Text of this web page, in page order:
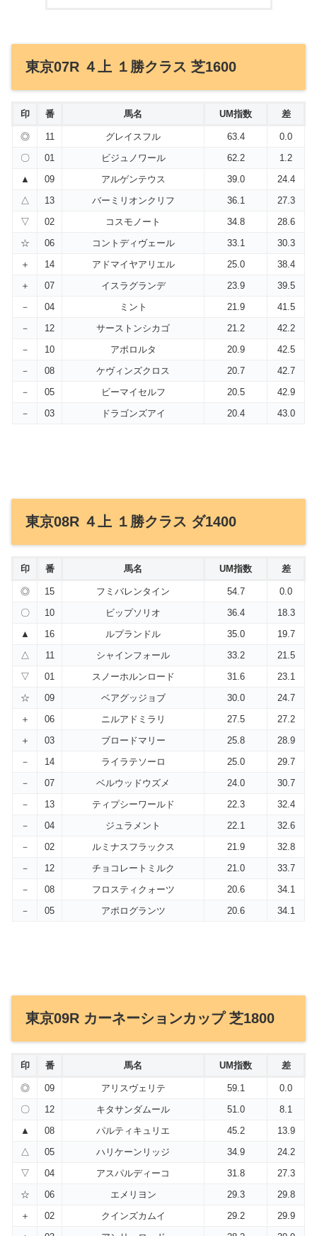
東京07R ４上 １勝クラス 芝1600
印 番 馬名 UM指数 差
◎ 11 グレイスフル 63.4
0.0
〇
01 ビジュノワール 62.2
1.2
▲
09 アルゲンテウス 39.0
24.4
△
13 バーミリオンクリフ 36.1
27.3
▽
02 コスモノート 34.8
28.6
☆
06 コントディヴェール 33.1
30.3
＋
14 アドマイヤアリエル 25.0
38.4
＋
07 イスラグランデ 23.9
39.5
－
04 ミント 21.9
41.5
－
12 サーストンシカゴ 21.2
42.2
－
10 アポロルタ 20.9
42.5
－
08 ケヴィンズクロス 20.7
42.7
－
05 ビーマイセルフ 20.5
42.9
－
03 ドラゴンズアイ 20.4 43.0
東京08R ４上 １勝クラス ダ1400
印 番 馬名 UM指数 差
◎ 15 フミバレンタイン 54.7
0.0
〇
10 ビップソリオ 36.4
18.3
▲
16 ルプランドル 35.0
19.7
△
11 シャインフォール 33.2
21.5
▽
01 スノーホルンロード 31.6
23.1
☆
09 ベアグッジョブ 30.0
24.7
＋
06 ニルアドミラリ 27.5
27.2
＋
03 ブロードマリー 25.8
28.9
－
14 ライラテソーロ 25.0
29.7
－
07 ベルウッドウズメ 24.0
30.7
－
13 ティプシーワールド 22.3
32.4
－
04 ジュラメント 22.1
32.6
－
02 ルミナスフラックス 21.9
32.8
－
12 チョコレートミルク 21.0
33.7
－
08 フロスティクォーツ 20.6
34.1
－
05 アポログランツ 20.6 34.1
東京09R カーネーションカップ 芝1800
印 番 馬名 UM指数 差
◎ 09 アリスヴェリテ 59.1
0.0
〇
12 キタサンダムール 51.0
8.1
▲
08 パルティキュリエ 45.2
13.9
△
05 ハリケーンリッジ 34.9
24.2
▽
04 アスパルディーコ 31.8
27.3
☆
06 エメリヨン 29.3
29.8
＋
02 クインズカムイ 29.2
29.9